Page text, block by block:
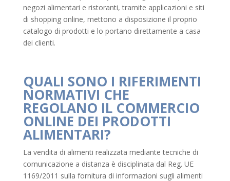
negozi alimentari e ristoranti, tramite applicazioni e siti
di shopping online, mettono a disposizione il proprio
catalogo di prodotti e lo portano direttamente a casa
dei clienti.
QUALI SONO I RIFERIMENTI
NORMATIVI CHE
REGOLANO IL COMMERCIO
ONLINE DEI PRODOTTI
ALIMENTARI?
La vendita di alimenti realizzata mediante tecniche di
comunicazione a distanza è disciplinata dal Reg. UE
1169/2011 sulla fornitura di informazioni sugli alimenti